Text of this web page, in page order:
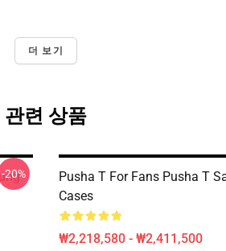
더 보기
관련 상품
-20%
Pusha T For Fans Pusha T
Cases
₩2,218,580 - ₩2,411,500